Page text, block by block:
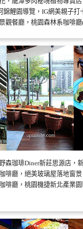
錦鯉園導覽，IG網美親子打
觀餐廳，桃園森林系咖啡
森珈琲Diner新莊思源店，
啡廳，絕美玻璃屋落地窗
啡廳，桃園機捷新北產業園